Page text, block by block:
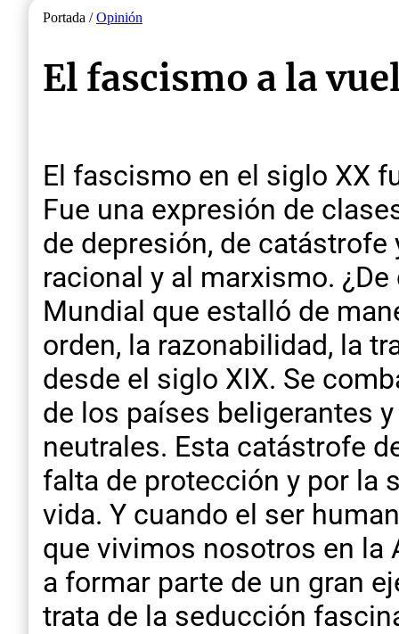
Portada /Opinión
El fascismo a la
El fascismo en el siglo XX
Fue una expresión de
de depresión, de
racional y al marxismo.
Mundial que estalló de
orden, la razonabilidad, la
desde el siglo XIX. Se
de los países beligerantes
neutrales. Esta catástrofe
falta de protección y por la
vida. Y cuando el ser
que vivimos nosotros en la
a formar parte de un gran
trata de la seducción